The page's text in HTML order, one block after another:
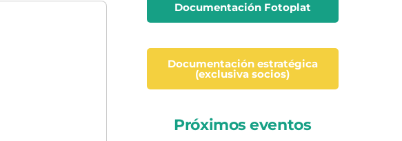
Documentación Fotoplat
Documentación estratégica
(exclusiva socios)
Próximos eventos